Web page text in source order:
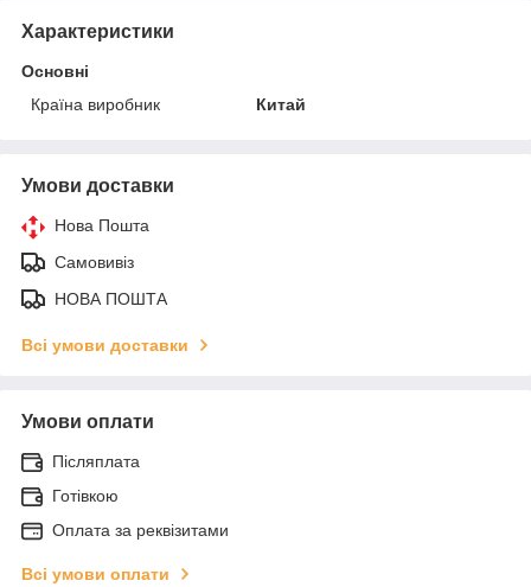
Характеристики
Основні
Країна виробник
Китай
Умови доставки
Нова Пошта
Самовивіз
НОВА ПОШТА
Всі умови доставки
Умови оплати
Післяплата
Готівкою
Оплата за реквізитами
Всі умови оплати